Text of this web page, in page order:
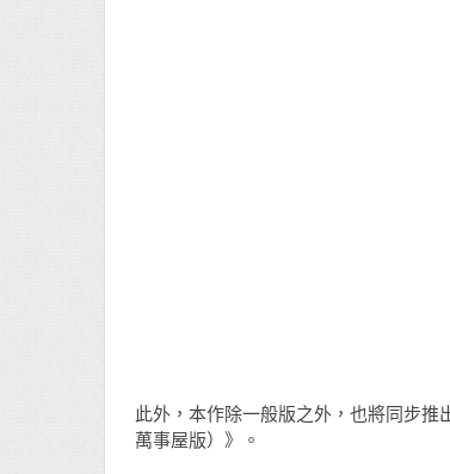
此外，本作除一般版之外，也將同步推
萬事屋版）》。